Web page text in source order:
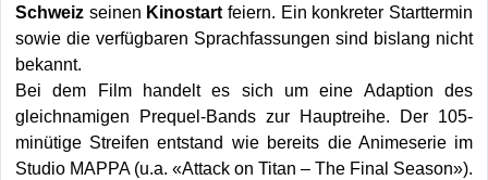
Schweizseinen Kinostart feiern. Ein konkreter Starttermin
sowie die verfügbaren Sprachfassungen sind bislang nicht
bekannt.
Bei dem Film handelt es sich um eine Adaption des
gleichnamigen Prequel-Bands zur Hauptreihe. Der 105-
minütige Streifen entstand wie bereits die Animeserie im
Studio MAPPA (u.a. «Attack on Titan – The Final Season»).